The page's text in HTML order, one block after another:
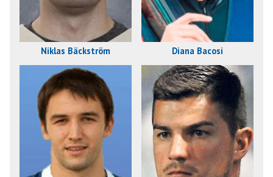
Niklas Bäckström Diana Bacosi